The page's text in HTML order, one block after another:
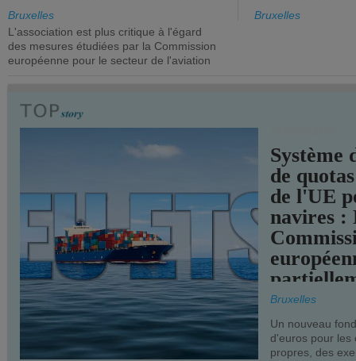
de l'UE.
Bruxelles
L'association est plus critique à l'égard
des mesures étudiées par la Commission
européenne pour le secteur de l'aviation
timide,
Bruxelles
Système
de
de l'UE
navires :
Bruxelles
Un nouveau
d'euros pour les
propres, des